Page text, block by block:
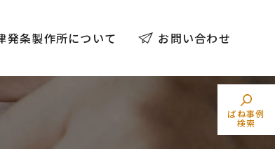
発条製作所について お問い合わせ
ばね事例
検索